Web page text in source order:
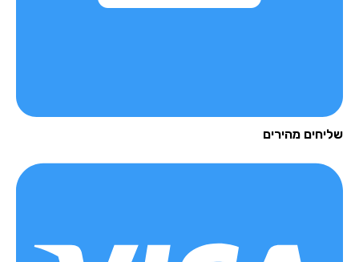
מהירים